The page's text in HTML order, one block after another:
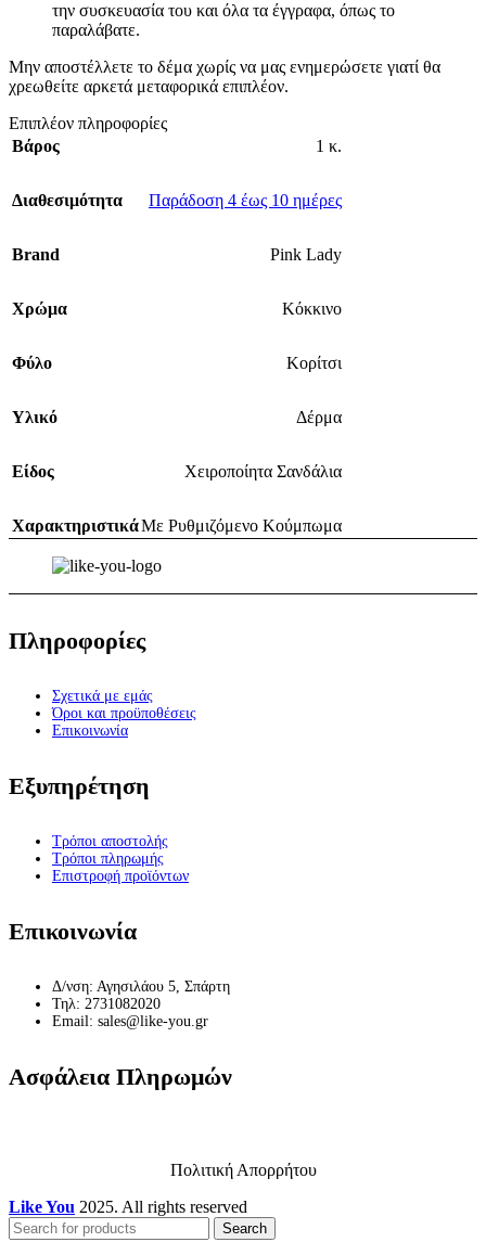
την συσκευασία του και όλα τα έγγραφα, όπως το
παραλάβατε.
Μην αποστέλλετε το δέμα χωρίς να μας ενημερώσετε γιατί θα
χρεωθείτε αρκετά μεταφορικά επιπλέον.
Επιπλέον πληροφορίες
Βάρος
1 κ.
Διαθεσιμότητα Παράδοση 4 έως 10 ημέρες
Brand Pink Lady
Χρώμα Κόκκινο
Φύλο Κορίτσι
Υλικό Δέρμα
Είδος Χειροποίητα Σανδάλια
ΧαρακτηριστικάΜε Ρυθμιζόμενο Κούμπωμα
Πληροφορίες
Σχετικά με εμάς
Όροι και προϋποθέσεις
Επικοινωνία
Εξυπηρέτηση
Τρόποι αποστολής
Τρόποι πληρωμής
Επιστροφή προϊόντων
Επικοινωνία
Δ/νση: Αγησιλάου 5, Σπάρτη
Τηλ: 2731082020
Email: sales@like-you.gr
Ασφάλεια Πληρωμών
Πολιτική Απορρήτου
Like You 2025. All rights reserved
Search